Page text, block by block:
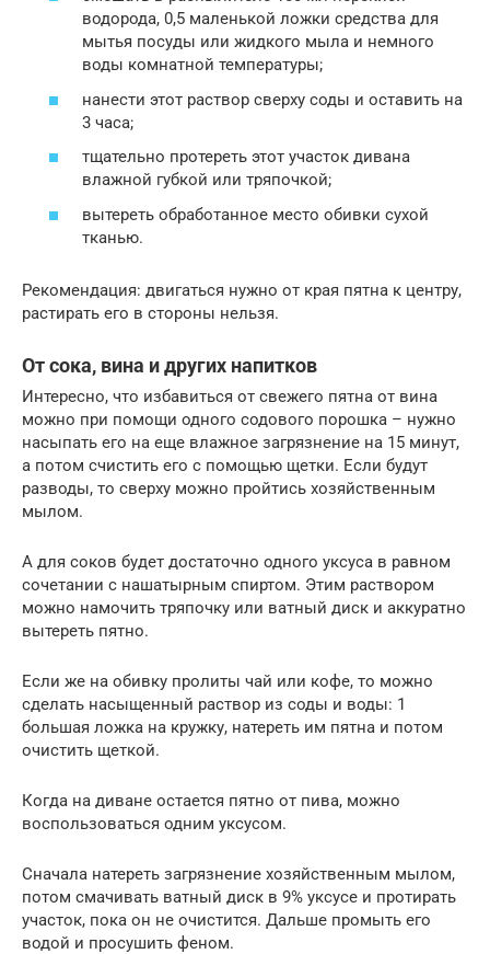
водорода, 0,5 маленькой ложки средства для
мытья посуды или жидкого мыла и немного
воды комнатной температуры;
нанести этот раствор сверху соды и оставить на
3 часа;
тщательно протереть этот участок дивана
влажной губкой или тряпочкой;
вытереть обработанное место обивки сухой
тканью.
Рекомендация: двигаться нужно от края пятна к центру,
растирать его в стороны нельзя.
От сока, вина и других напитков
Интересно, что избавиться от свежего пятна от вина
можно при помощи одного содового порошка – нужно
насыпать его на еще влажное загрязнение на 15 минут,
а потом счистить его с помощью щетки. Если будут
разводы, то сверху можно пройтись хозяйственным
мылом.
А для соков будет достаточно одного уксуса в равном
сочетании с нашатырным спиртом. Этим раствором
можно намочить тряпочку или ватный диск и аккуратно
вытереть пятно.
Если же на обивку пролиты чай или кофе, то можно
сделать насыщенный раствор из соды и воды: 1
большая ложка на кружку, натереть им пятна и потом
очистить щеткой.
Когда на диване остается пятно от пива, можно
воспользоваться одним уксусом.
Сначала натереть загрязнение хозяйственным мылом,
потом смачивать ватный диск в 9% уксусе и протирать
участок, пока он не очистится. Дальше промыть его
водой и просушить феном.